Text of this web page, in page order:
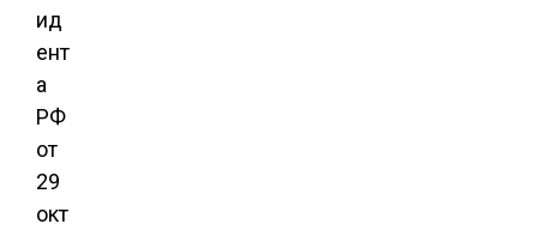
ид
ент
а
РФ
от
29
окт